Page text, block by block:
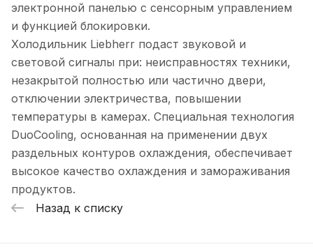
электронной панелью с сенсорным управлением
и функцией блокировки.
Холодильник Liebherr подаст звуковой и
световой сигналы при: неисправностях техники,
незакрытой полностью или частично двери,
отключении электричества, повышении
температуры в камерах. Специальная технология
DuoCooling, основанная на применении двух
раздельных контуров охлаждения, обеспечивает
высокое качество охлаждения и замораживания
продуктов.
Назад к списку